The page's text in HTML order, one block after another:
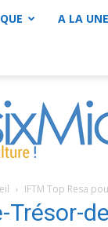
A LA UNE
IFTM Top Resa
Trésor-